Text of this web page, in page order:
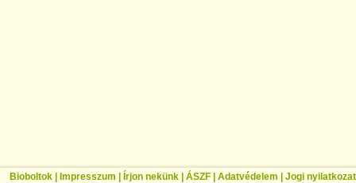
Bioboltok Impresszum Írjon nekünk ÁSZF Adatvédelem Jogi nyilatkozat